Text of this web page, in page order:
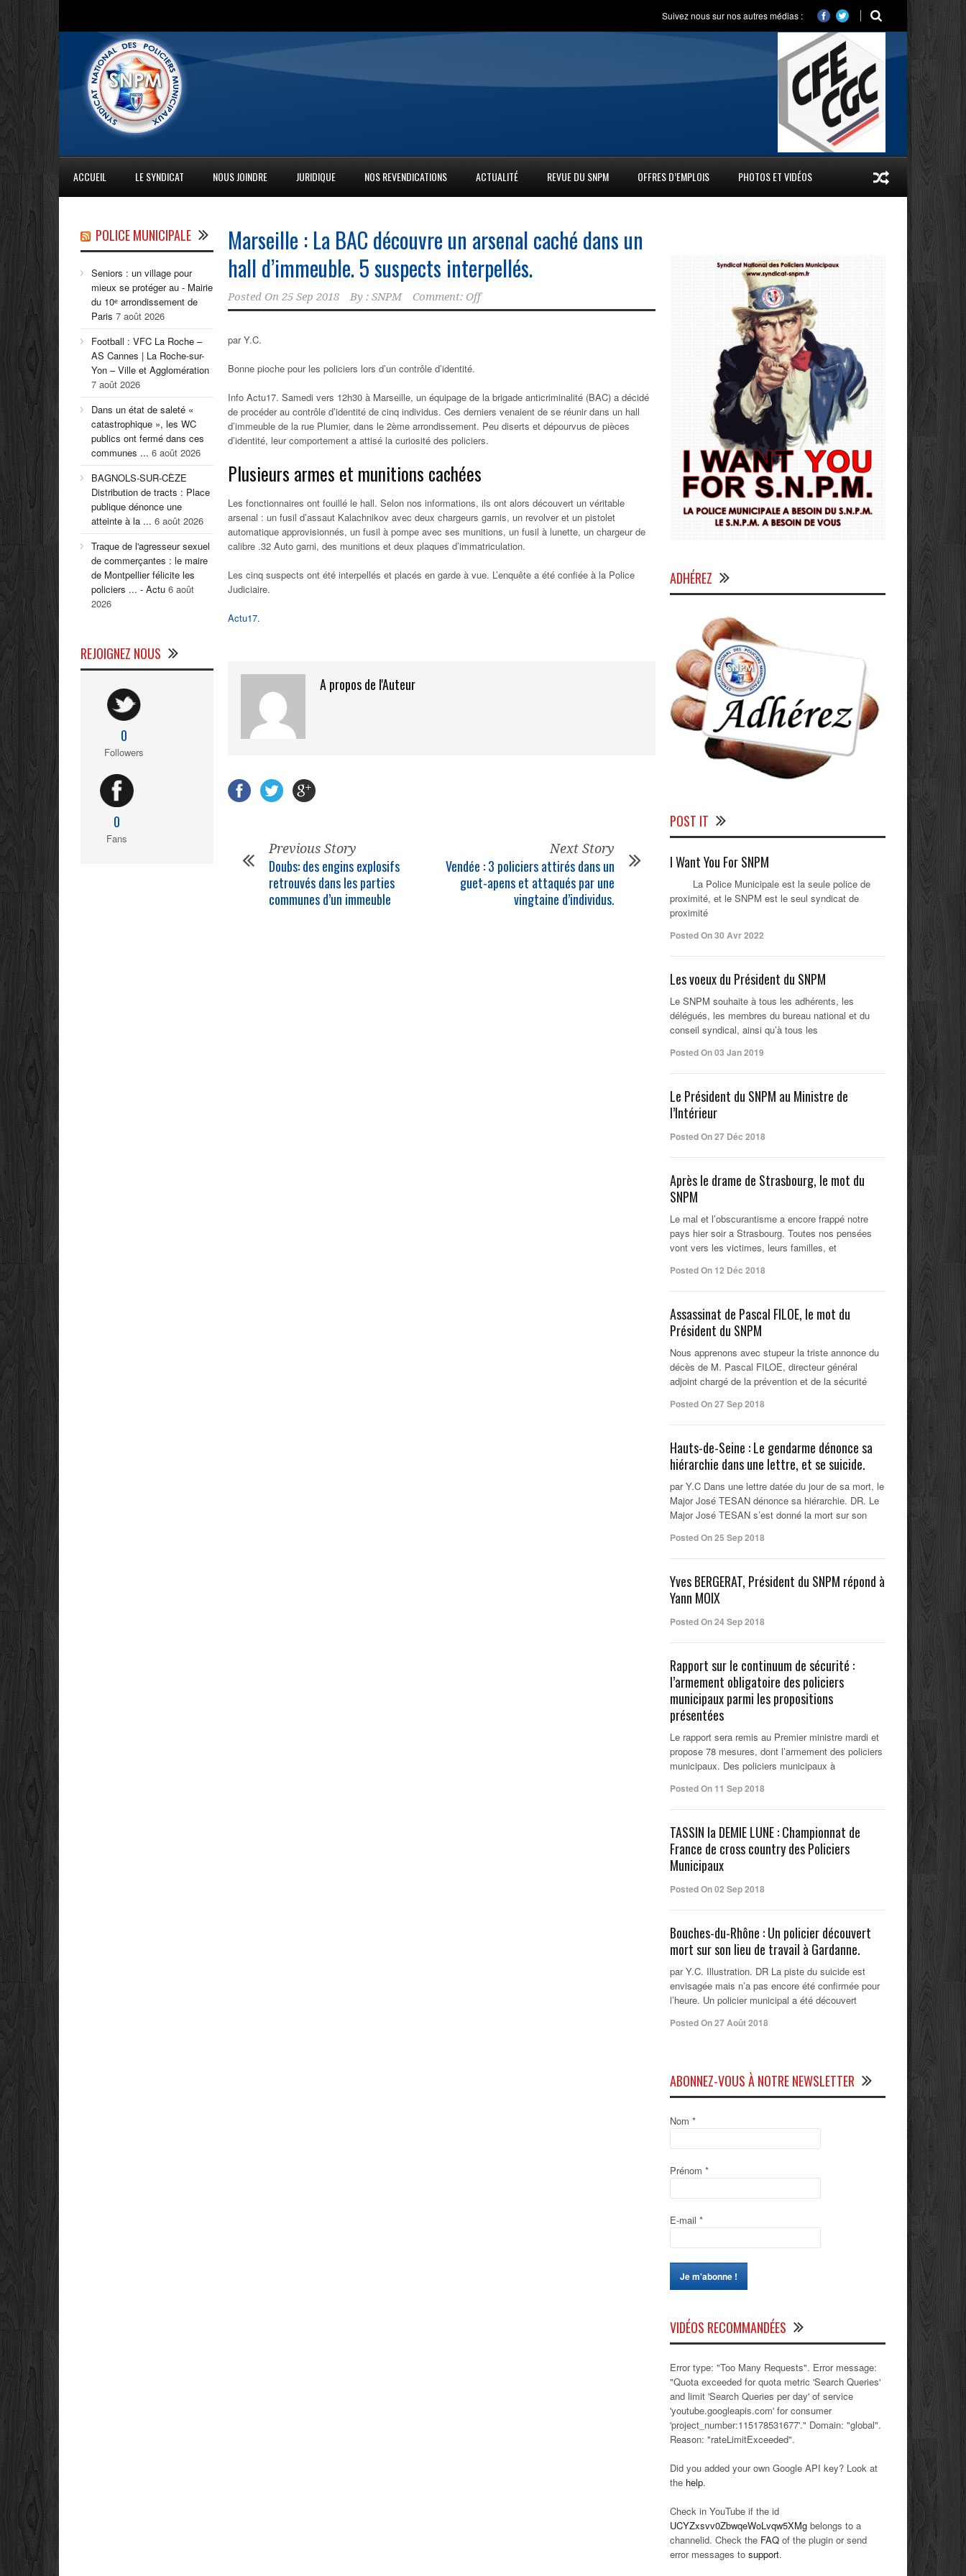
Suivez nous sur nos autres médias :
ACCUEIL LE SYNDICAT NOUS JOINDRE JURIDIQUE NOS REVENDICATIONS ACTUALITÉ REVUE DU SNPM OFFRES D’EMPLOIS PHOTOS ET VIDÉOS
Marseille : La BAC découvre un arsenal caché dans un
hall d’immeuble. 5 suspects interpellés.
Posted On 25 Sep 2018 By : SNPM Comment: Off
par Y.C.
Bonne pioche pour les policiers lors d’un contrôle d’identité.
Info Actu17. Samedi vers 12h30 à Marseille, un équipage de la brigade anticriminalité (BAC) a décidé
de procéder au contrôle d’identité de cinq individus. Ces derniers venaient de se réunir dans un hall
d’immeuble de la rue Plumier, dans le 2ème arrondissement. Peu diserts et dépourvus de pièces
d’identité, leur comportement a attisé la curiosité des policiers.
Plusieurs armes et munitions cachées
Les fonctionnaires ont fouillé le hall. Selon nos informations, ils ont alors découvert un véritable
arsenal : un fusil d’assaut Kalachnikov avec deux chargeurs garnis, un revolver et un pistolet
automatique approvisionnés, un fusil à pompe avec ses munitions, un fusil à lunette, un chargeur de
calibre .32 Auto garni, des munitions et deux plaques d’immatriculation.
Les cinq suspects ont été interpellés et placés en garde à vue. L’enquête a été confiée à la Police
Judiciaire.
Actu17.
A propos de l'Auteur
Previous Story
Doubs: des engins explosifs
retrouvés dans les parties
communes d’un immeuble
Next Story
Vendée : 3 policiers attirés dans un
guet-apens et attaqués par une
vingtaine d’individus.
POLICE MUNICIPALE
Seniors : un village pour
mieux se protéger au - Mairie
du 10ᵉ arrondissement de
Paris 7 août 2026
Football : VFC La Roche –
AS Cannes | La Roche-sur-
Yon – Ville et Agglomération
7 août 2026
Dans un état de saleté «
catastrophique », les WC
publics ont fermé dans ces
communes ... 6 août 2026
BAGNOLS-SUR-CÈZE
Distribution de tracts : Place
publique dénonce une
atteinte à la ... 6 août 2026
Traque de l'agresseur sexuel
de commerçantes : le maire
de Montpellier félicite les
policiers ... - Actu 6 août
2026
REJOIGNEZ NOUS
0
Followers
0
Fans
ADHÉREZ
POST IT
I Want You For SNPM
La Police Municipale est la seule police de
proximité, et le SNPM est le seul syndicat de
proximité
Posted On 30 Avr 2022
Les voeux du Président du SNPM
Le SNPM souhaite à tous les adhérents, les
délégués, les membres du bureau national et du
conseil syndical, ainsi qu’à tous les
Posted On 03 Jan 2019
Le Président du SNPM au Ministre de
l’Intérieur
Posted On 27 Déc 2018
Après le drame de Strasbourg, le mot du
SNPM
Le mal et l’obscurantisme a encore frappé notre
pays hier soir a Strasbourg. Toutes nos pensées
vont vers les victimes, leurs familles, et
Posted On 12 Déc 2018
Assassinat de Pascal FILOE, le mot du
Président du SNPM
Nous apprenons avec stupeur la triste annonce du
décès de M. Pascal FILOE, directeur général
adjoint chargé de la prévention et de la sécurité
Posted On 27 Sep 2018
Hauts-de-Seine : Le gendarme dénonce sa
hiérarchie dans une lettre, et se suicide.
par Y.C Dans une lettre datée du jour de sa mort, le
Major José TESAN dénonce sa hiérarchie. DR. Le
Major José TESAN s’est donné la mort sur son
Posted On 25 Sep 2018
Yves BERGERAT, Président du SNPM répond à
Yann MOIX
Posted On 24 Sep 2018
Rapport sur le continuum de sécurité :
l’armement obligatoire des policiers
municipaux parmi les propositions
présentées
Le rapport sera remis au Premier ministre mardi et
propose 78 mesures, dont l’armement des policiers
municipaux. Des policiers municipaux à
Posted On 11 Sep 2018
TASSIN la DEMIE LUNE : Championnat de
France de cross country des Policiers
Municipaux
Posted On 02 Sep 2018
Bouches-du-Rhône : Un policier découvert
mort sur son lieu de travail à Gardanne.
par Y.C. Illustration. DR La piste du suicide est
envisagée mais n’a pas encore été confirmée pour
l’heure. Un policier municipal a été découvert
Posted On 27 Août 2018
ABONNEZ-VOUS À NOTRE NEWSLETTER
Nom *
Prénom *
E-mail *
VIDÉOS RECOMMANDÉES
Error type: "Too Many Requests". Error message:
"Quota exceeded for quota metric 'Search Queries'
and limit 'Search Queries per day' of service
'youtube.googleapis.com' for consumer
'project_number:115178531677'." Domain: "global".
Reason: "rateLimitExceeded".
Did you added your own Google API key? Look at
the help.
Check in YouTube if the id
UCYZxsvv0ZbwqeWoLvqw5XMg belongs to a
channelid. Check the FAQ of the plugin or send
error messages to support.